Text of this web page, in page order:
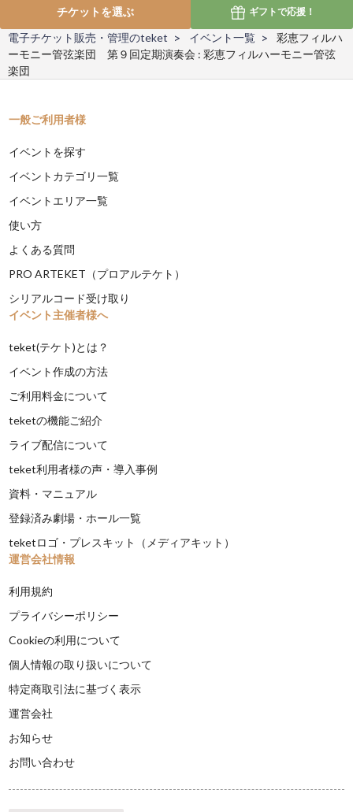
チケットを選ぶ
ギフトで応援！
電子チケット販売・管理のteket イベント一覧
彩恵フィルハ
ーモニー管弦楽団 第９回定期演奏会 : 彩恵フィルハーモニー管弦
楽団
一般ご利用者様
イベントを探す
イベントカテゴリ一覧
イベントエリア一覧
使い方
よくある質問
PRO ARTEKET（プロアルテケト）
シリアルコード受け取り
イベント主催者様へ
teket(テケト)とは？
イベント作成の方法
ご利用料金について
teketの機能ご紹介
ライブ配信について
teket利用者様の声・導入事例
資料・マニュアル
登録済み劇場・ホール一覧
teketロゴ・プレスキット（メディアキット）
運営会社情報
利用規約
プライバシーポリシー
Cookieの利用について
個人情報の取り扱いについて
特定商取引法に基づく表示
運営会社
お知らせ
お問い合わせ